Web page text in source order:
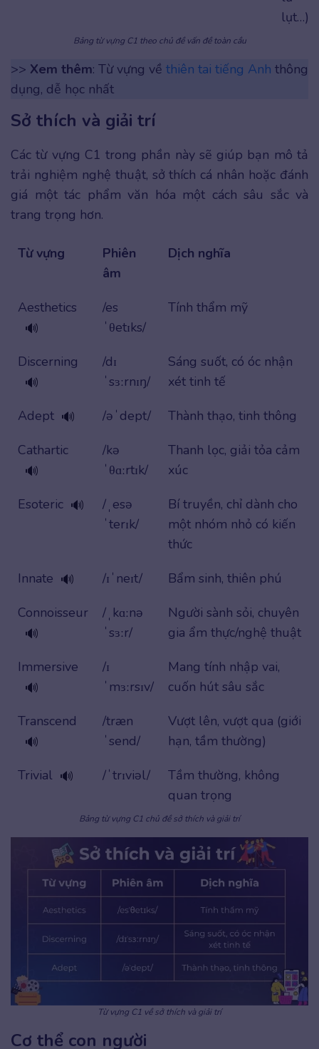
lụt…)
Bảng từ vựng C1 theo chủ đề vấn đề toàn cầu
>> Xem thêm: Từ vựng về thiên tai tiếng Anh thông
dụng, dễ học nhất
Sở thích và giải trí
Các từ vựng C1 trong phần này sẽ giúp bạn mô tả
trải nghiệm nghệ thuật, sở thích cá nhân hoặc đánh
giá một tác phẩm văn hóa một cách sâu sắc và
trang trọng hơn.
Từ vựng
Phiên
âm
Dịch nghĩa
Aesthetics
🔊
/es
ˈθetɪks/
Tính thẩm mỹ
Discerning
🔊
/dɪ
ˈsɜːrnɪŋ/
Sáng suốt, có óc nhận
xét tinh tế
Adept 🔊 /əˈdept/
Thành thạo, tinh thông
Cathartic
🔊
/kə
ˈθɑːrtɪk/
Thanh lọc, giải tỏa cảm
xúc
Esoteric 🔊
/ˌesə
ˈterɪk/
Bí truyền, chỉ dành cho
một nhóm nhỏ có kiến
thức
Innate 🔊 /ɪˈneɪt/
Bẩm sinh, thiên phú
Connoisseur
🔊
/ˌkɑːnə
ˈsɜːr/
Người sành sỏi, chuyên
gia ẩm thực/nghệ thuật
Immersive
🔊
/ɪ
ˈmɜːrsɪv/
Mang tính nhập vai,
cuốn hút sâu sắc
Transcend
🔊
/træn
ˈsend/
Vượt lên, vượt qua (giới
hạn, tầm thường)
Trivial 🔊 /ˈtrɪviəl/
Tầm thường, không
quan trọng
Bảng từ vựng C1 chủ đề sở thích và giải trí
Từ vựng C1 về sở thích và giải trí
Cơ thể con người